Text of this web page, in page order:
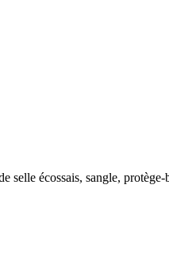
selle écossais, sangle,